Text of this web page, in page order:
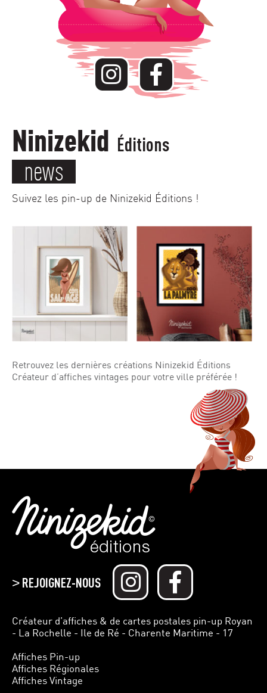
Ninizekid Éditions
news
Suivez les pin-up de Ninizekid Éditions !
Retrouvez les dernières créations Ninizekid Éditions
Créateur d’affiches vintages pour votre ville préférée !
>REJOIGNEZ-NOUS
Créateur d’affiches & de cartes postales pin-up Royan
- La Rochelle - Ile de Ré - Charente Maritime - 17
Affiches Pin-up
Affiches Régionales
Affiches Vintage